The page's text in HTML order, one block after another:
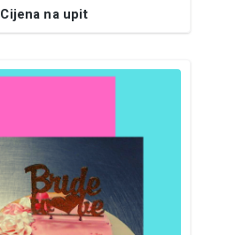
Cijena na upit